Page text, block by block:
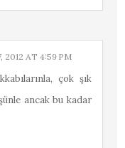
2012 AT 4:59 PM
çok şık
ancak bu kadar